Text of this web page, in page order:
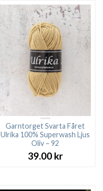
Garntorget Svarta Fåret
Ulrika 100% Superwash Ljus
Oliv – 92
39.00 kr